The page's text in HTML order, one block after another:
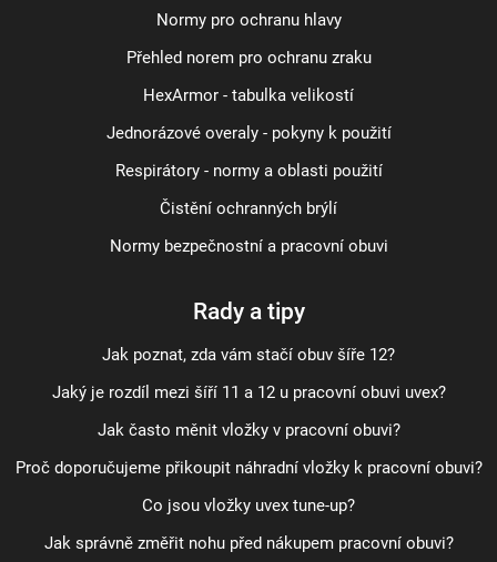
Normy pro ochranu hlavy
Přehled norem pro ochranu zraku
HexArmor - tabulka velikostí
Jednorázové overaly - pokyny k použití
Respirátory - normy a oblasti použití
Čistění ochranných brýlí
Normy bezpečnostní a pracovní obuvi
Rady a tipy
Jak poznat, zda vám stačí obuv šíře 12?
Jaký je rozdíl mezi šíří 11 a 12 u pracovní obuvi uvex?
Jak často měnit vložky v pracovní obuvi?
Proč doporučujeme přikoupit náhradní vložky k pracovní obuvi?
Co jsou vložky uvex tune-up?
Jak správně změřit nohu před nákupem pracovní obuvi?